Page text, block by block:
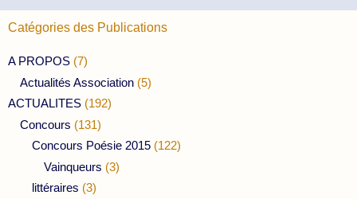
Catégories des Publications
A PROPOS (7)
Actualités Association (5)
ACTUALITES (192)
Concours (131)
Concours Poésie 2015 (122)
Vainqueurs (3)
littéraires (3)